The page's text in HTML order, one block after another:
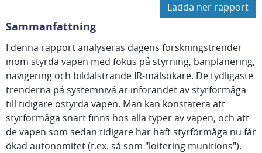
Ladda ner rapport
Sammanfattning
I denna rapport analyseras dagens forskningstrender
inom styrda vapen med fokus på styrning, banplanering,
navigering och bildalstrande IR-målsökare. De tydligaste
trenderna på systemnivå är införandet av styrförmåga
till tidigare ostyrda vapen. Man kan konstatera att
styrförmåga snart finns hos alla typer av vapen, och att
de vapen som sedan tidigare har haft styrförmåga nu får
ökad autonomitet (t.ex. så som "loitering munitions").